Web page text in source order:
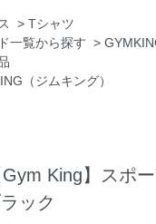
> Tシャツ
一覧から探す >
（ジムキング）
King】スポ
ック